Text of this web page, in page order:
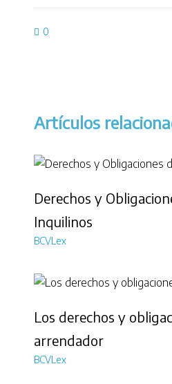
0
Artículos
Derechos y
Inquilinos
BCVLex
Los derechos y
arrendador
BCVLex